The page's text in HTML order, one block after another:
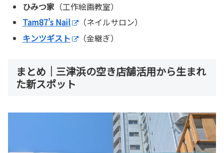
ひみつ家 （工作絵画教室）
Tam87’s Nail
（ネイルサロン）
キンツギスト
（金継ぎ）
まとめ｜三津浜の空き店舗活用から生まれ
た新スポット